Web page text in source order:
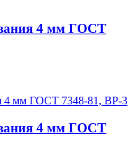
4 мм ГОСТ
4 мм ГОСТ